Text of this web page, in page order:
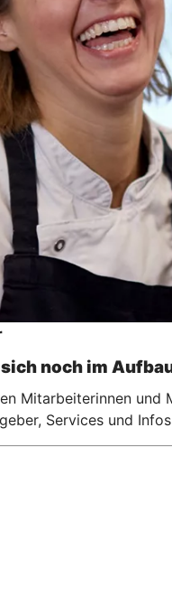
noch im
Mitarbeiterinnen
Services und